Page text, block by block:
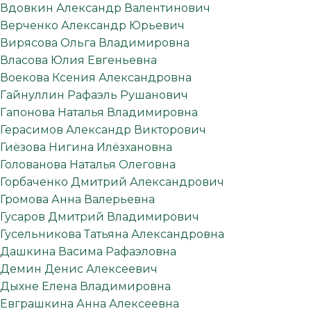
Вдовкин Александр Валентинович
Верченко Александр Юрьевич
Вирясова Ольга Владимировна
Власова Юлия Евгеньевна
Воекова Ксения Александровна
Гайнуллин Рафаэль Рушанович
Гапонова Наталья Владимировна
Герасимов Александр Викторович
Гиёзова Нигина Илёзхановна
Голованова Наталья Олеговна
Горбаченко Дмитрий Александрович
Громова Анна Валерьевна
Гусаров Дмитрий Владимирович
Гусельникова Татьяна Александровна
Дашкина Васима Рафаэловна
Демин Денис Алексеевич
Дыхне Елена Владимировна
Евграшкина Анна Алексеевна